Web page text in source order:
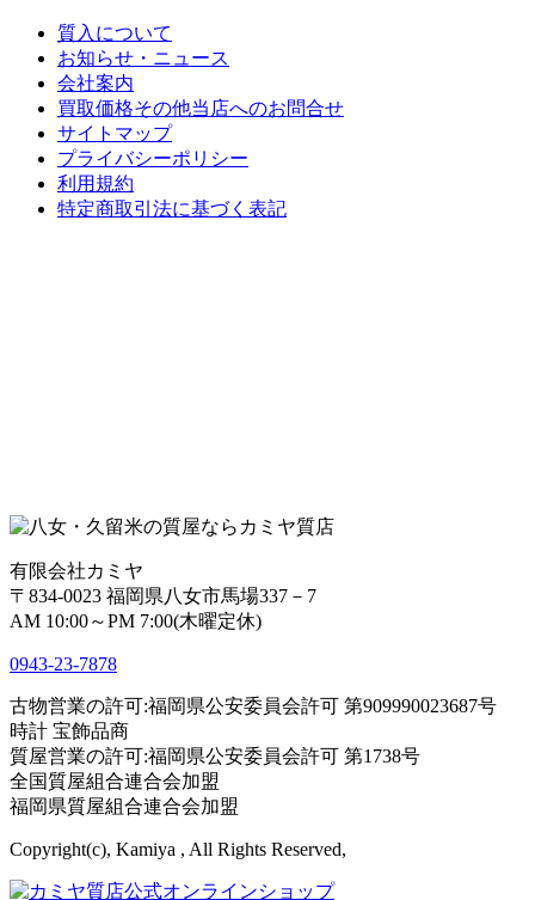
質入について
お知らせ・ニュース
会社案内
買取価格その他当店へのお問合せ
サイトマップ
プライバシーポリシー
利用規約
特定商取引法に基づく表記
有限会社カミヤ
〒834-0023 福岡県八女市馬場337－7
AM 10:00～PM 7:00(木曜定休)
0943-23-7878
古物営業の許可:福岡県公安委員会許可 第909990023687号
時計 宝飾品商
質屋営業の許可:福岡県公安委員会許可 第1738号
全国質屋組合連合会加盟
福岡県質屋組合連合会加盟
Copyright(c), Kamiya , All Rights Reserved,